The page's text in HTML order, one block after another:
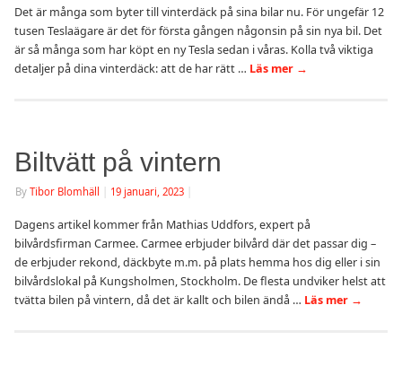
Det är många som byter till vinterdäck på sina bilar nu. För ungefär 12
tusen Teslaägare är det för första gången någonsin på sin nya bil. Det
är så många som har köpt en ny Tesla sedan i våras. Kolla två viktiga
detaljer på dina vinterdäck: att de har rätt … Läs mer →
Biltvätt på vintern
By Tibor Blomhäll 19 januari, 2023
Dagens artikel kommer från Mathias Uddfors, expert på
bilvårdsfirman Carmee. Carmee erbjuder bilvård där det passar dig –
de erbjuder rekond, däckbyte m.m. på plats hemma hos dig eller i sin
bilvårdslokal på Kungsholmen, Stockholm. De flesta undviker helst att
tvätta bilen på vintern, då det är kallt och bilen ändå … Läs mer →